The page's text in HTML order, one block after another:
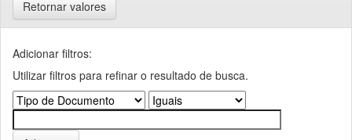
Retornar valores
Adicionar filtros:
Utilizar filtros para refinar o resultado de busca.